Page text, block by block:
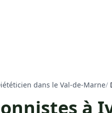
dans le Val-de-Marne/
à